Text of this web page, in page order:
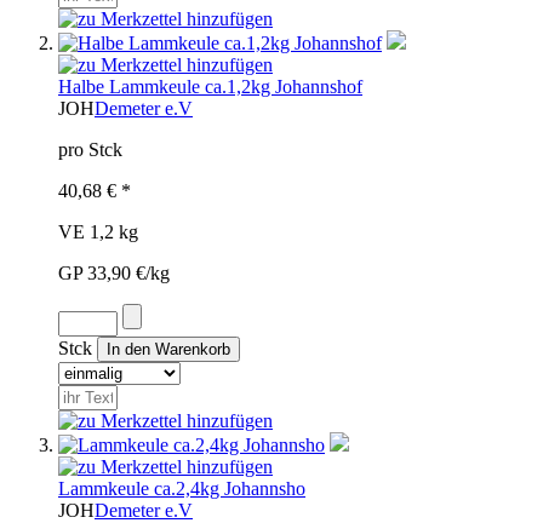
Halbe Lammkeule ca.1,2kg Johannshof
JOHDemeter e.V
pro Stck
40,68 € *
VE 1,2 kg
GP 33,90 €/kg
Stck
Lammkeule ca.2,4kg Johannsho
JOHDemeter e.V